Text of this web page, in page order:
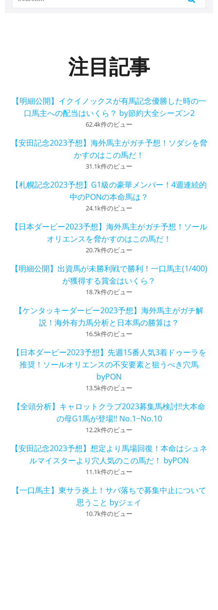
注目記事
【明細公開】イクイノックスが有馬記念優勝した時の一
口馬主への配当はいくら？ by節約大全シーズン2
62.4k件のビュー
【安田記念2023予想】海外馬主がガチ予想！ソダシを脅
かすのはこの馬だ！
31.1k件のビュー
【札幌記念2023予想】G1級の豪華メンバー！4週連続的
中のPONの本命馬は？
24.1k件のビュー
【日本ダービー2023予想】海外馬主がガチ予想！ソール
オリエンスを脅かすのはこの馬だ！
20.7k件のビュー
【明細公開】出資馬が未勝利戦で勝利！一口馬主(1/400)
が獲得する賞金はいくら？
18.7k件のビュー
【ケンタッキーダービー2023予想】海外馬主がガチ解
説！海外有力馬分析と日本馬の勝算は？
16.5k件のビュー
【日本ダービー2023予想】先週15番人気3着ドゥーラを
推奨！ソールオリエンスの不安要素と狙うべき穴馬
byPON
13.5k件のビュー
【全頭分析】キャロットクラブ2023募集馬検討!!大本命
の母G1馬が登場!! No.1~No.10
12.2k件のビュー
【安田記念2023予想】想定より馬場回復！本命はシュネ
ルマイスターより穴人気のこの馬だ！ byPON
11.1k件のビュー
【一口馬主】東サラ炎上！サバ落ちで募集中止について
思うこと byジェイ
10.7k件のビュー